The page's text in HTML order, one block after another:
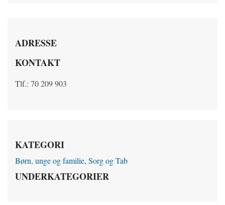
ADRESSE
KONTAKT
Tlf.: 70 209 903
KATEGORI
Børn, unge og familie, Sorg og Tab
UNDERKATEGORIER